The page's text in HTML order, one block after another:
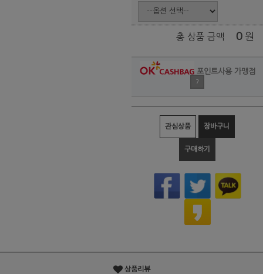
총 상품 금액 0 원
포인트사용 가맹점
?
관심상품 장바구니
구매하기
상품리뷰